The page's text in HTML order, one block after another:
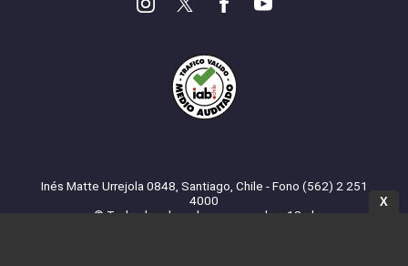
Inés Matte Urrejola 0848, Santiago, Chile - Fono (562) 2 251
4000
© Todos los derechos reservados. 13.cl
X